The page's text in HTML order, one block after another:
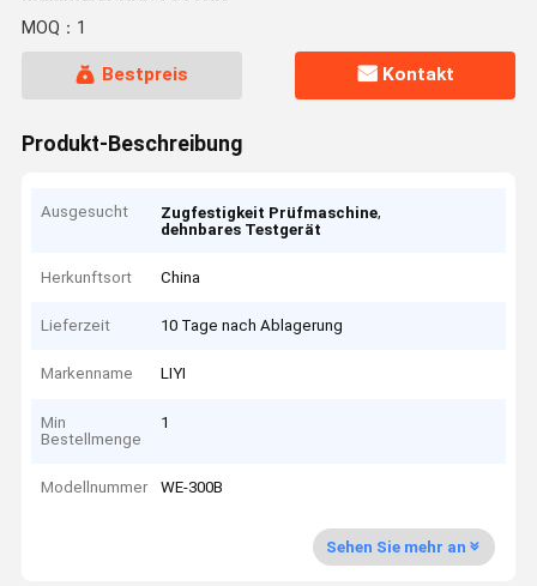
MOQ：1
Bestpreis Kontakt
Produkt-Beschreibung
Ausgesucht Zugfestigkeit Prüfmaschine,
dehnbares Testgerät
Herkunftsort China
Lieferzeit 10 Tage nach Ablagerung
Markenname LIYI
Min
Bestellmenge
1
Modellnummer WE-300B
Sehen Sie mehr an